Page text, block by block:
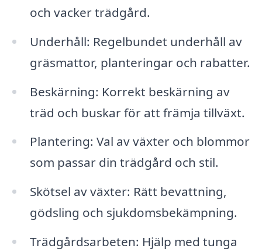
och vacker trädgård.
Underhåll: Regelbundet underhåll av
gräsmattor, planteringar och rabatter.
Beskärning: Korrekt beskärning av
träd och buskar för att främja tillväxt.
Plantering: Val av växter och blommor
som passar din trädgård och stil.
Skötsel av växter: Rätt bevattning,
gödsling och sjukdomsbekämpning.
Trädgårdsarbeten: Hjälp med tunga